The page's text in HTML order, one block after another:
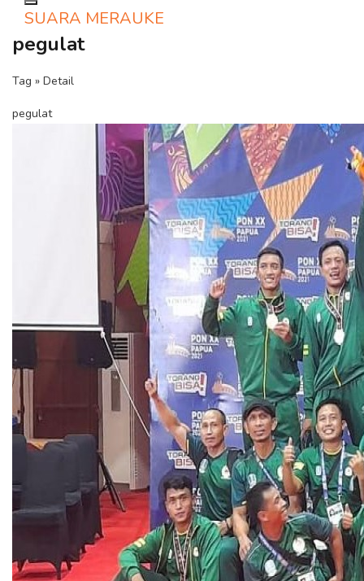
Toggle navigation
SUARA MERAUKE
pegulat
Tag » Detail
pegulat